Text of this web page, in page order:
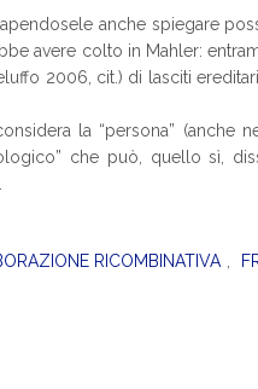
anche spiegare
avere colto in Mahler:
2006, cit.) di lasciti
la “persona” (anche
che può, quello sì,
RICOMBINATIVA